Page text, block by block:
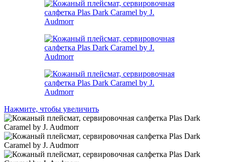
Нажмите, чтобы увеличить